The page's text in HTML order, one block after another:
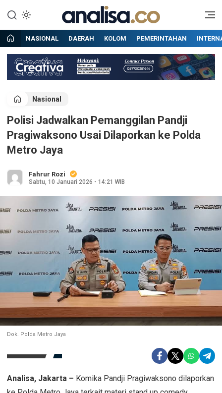
konten
Analisa
Situs berita online terpercaya
NASIONAL DAERAH KOLOM PEMERINTAHAN
Nasional
Polisi Jadwalkan Pemanggilan Pandji
Pragiwaksono Usai Dilaporkan ke Polda
Metro Jaya
Fahrur Rozi
Sabtu, 10 Januari 2026 - 14:21 WIB
Dok. Polda Metro Jaya
Analisa, Jakarta – Komika Pandji Pragiwaksono dilaporkan